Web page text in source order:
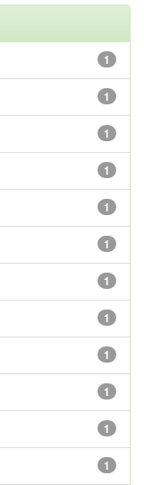
1
1
1
1
1
1
1
1
1
1
1
1